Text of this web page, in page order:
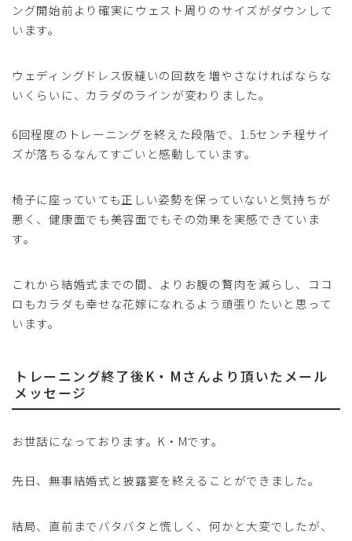
ング開始前より確実にウェスト周りのサイズがダウンして
います。
ウェディングドレス仮縫いの回数を増やさなければならな
いくらいに、カラダのラインが変わりました。
6回程度のトレーニングを終えた段階で、1.5センチ程サイ
ズが落ちるなんてすごいと感動しています。
椅子に座っていても正しい姿勢を保っていないと気持ちが
悪く、健康面でも美容面でもその効果を実感できていま
す。
これから結婚式までの間、よりお腹の贅肉を減らし、ココ
ロもカラダも幸せな花嫁になれるよう頑張りたいと思って
います。
トレーニング終了後K・Mさんより頂いたメール
メッセージ
お世話になっております。K・Mです。
先日、無事結婚式と披露宴を終えることができました。
結局、直前までバタバタと慌しく、何かと大変でしたが、